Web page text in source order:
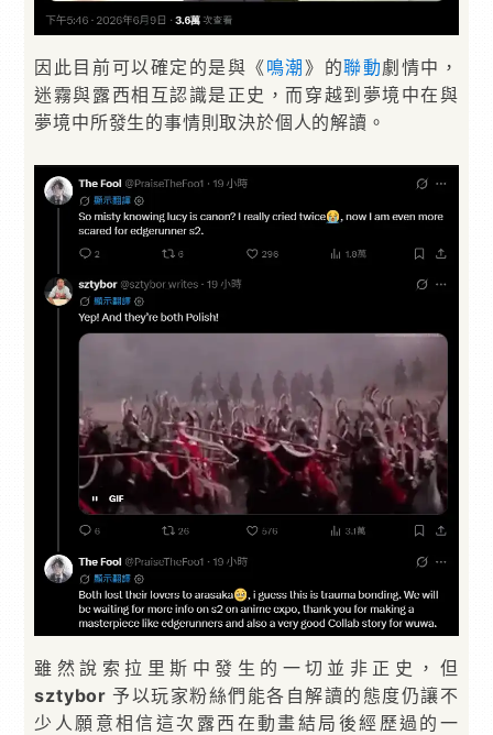
因此目前可以確定的是與《鳴潮 》的聯動劇情中，
迷霧與露西相互認識是正史，而穿越到夢境中在與
夢境中所發生的事情則取決於個人的解讀。
雖然說索拉里斯中發生的一切並非正史，但
sztybor 予以玩家粉絲們能各自解讀的態度仍讓不
少人願意相信這次露西在動畫結局後經歷過的一